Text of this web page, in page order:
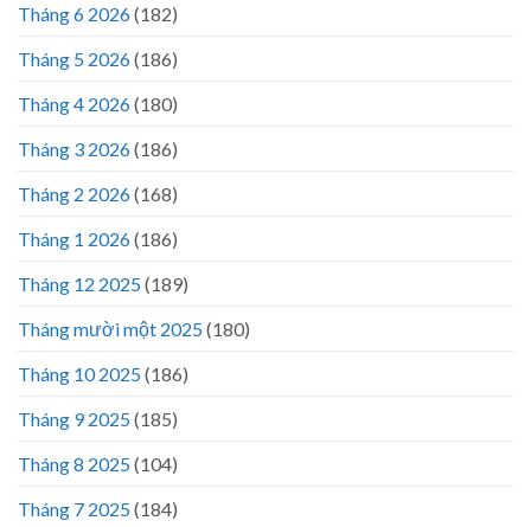
Tháng 6 2026(182)
Tháng 5 2026(186)
Tháng 4 2026(180)
Tháng 3 2026(186)
Tháng 2 2026(168)
Tháng 1 2026(186)
Tháng 12 2025(189)
Tháng mười một 2025(180)
Tháng 10 2025(186)
Tháng 9 2025(185)
Tháng 8 2025(104)
Tháng 7 2025(184)